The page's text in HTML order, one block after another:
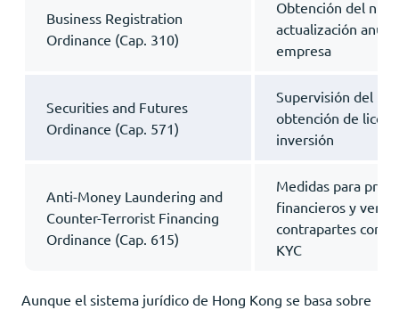
Business Registration
Ordinance (Cap. 310)
Obtención del
actualización
empresa
Securities and Futures
Ordinance (Cap. 571)
Supervisión del
obtención de
inversión
Anti-Money Laundering and
Counter-Terrorist Financing
Ordinance (Cap. 615)
Medidas para
financieros y
contrapartes
KYC
Aunque el sistema jurídico de Hong Kong se basa sobre